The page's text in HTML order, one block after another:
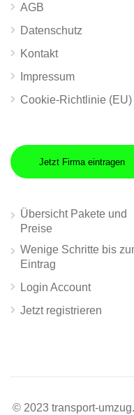
AGB
Datenschutz
Kontakt
Impressum
Cookie-Richtlinie (EU)
Jetzt Firma eintragen
Übersicht Pakete und
Preise
Wenige Schritte bis
Eintrag
Login Account
Jetzt registrieren
© 2023 transport-